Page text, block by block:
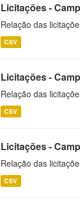
Licitações -
Relação das
CSV
Licitações -
Relação das
CSV
Licitações -
Relação das
CSV